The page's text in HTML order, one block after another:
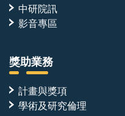
中研院訊
影音專區
獎助業務
計畫與獎項
學術及研究倫理